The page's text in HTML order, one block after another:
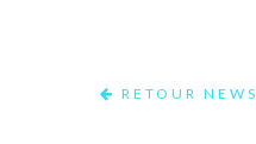
RETOUR NEWS